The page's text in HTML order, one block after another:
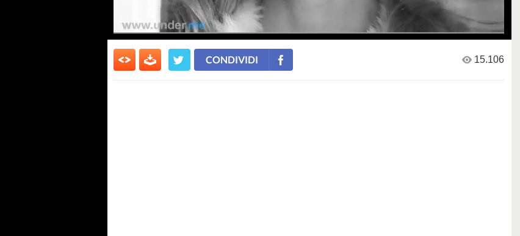
CONDIVIDI 15.106